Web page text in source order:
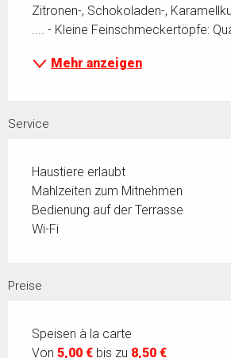
Zitronen-, Schokoladen-,
.... - Kleine Feinschmeckertöpfe:
Mehr anzeigen
Service
Haustiere erlaubt
Mahlzeiten zum Mitnehmen
Bedienung auf der Terrasse
Wi-Fi
Preise
Speisen à la carte
Von 5,00 € bis zu 8,50 €